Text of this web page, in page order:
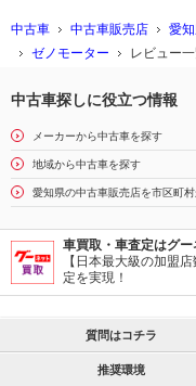
中古車 中古車販売店 愛
ゼノモーター
レビュー
中古車探しに役立つ情報
メーカーから中古車を探す
地域から中古車を探す
愛知県の中古車販売店を市区町
車買取・車査定はグ
【日本最大級の加盟
定を実現！
質問はコチラ
推奨環境